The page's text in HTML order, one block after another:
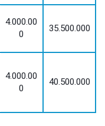
4.000.00
0
35.500.000
4.000.00
0
40.500.000